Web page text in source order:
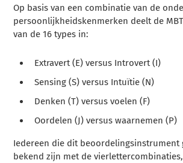
Op basis van een combinatie van de
persoonlijkheidskenmerken deelt de
van de 16 types in:
Extravert (E) versus Introvert (I)
Sensing (S) versus Intuïtie (N)
Denken (T) versus voelen (F)
Oordelen (J) versus waarnemen (P)
Iedereen die dit beoordelingsinstrument
bekend zijn met de